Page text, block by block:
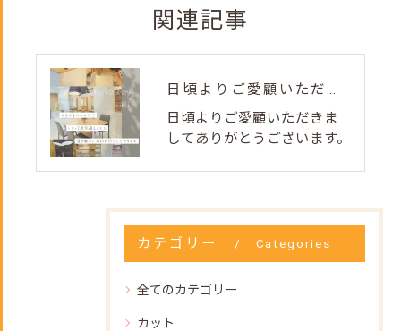
関連記事
日頃よりご愛顧いただきましてありがとうございます。
日頃よりご愛顧いただきま
してありがとうございます。
カテゴリー Categories
全てのカテゴリー
カット